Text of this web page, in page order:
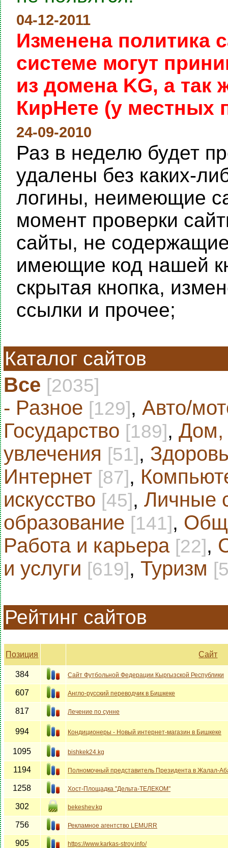
04-12-2011
Изменена политика
системе могут
из домена KG, а
КирНете (у местных
24-09-2010
Раз в неделю будет
удалены без каких-
логины, неимеющие
момент проверки
сайты, не
имеющие код нашей
скрытая кнопка,
ссылки и прочее;
Каталог сайтов
Все [2035]
- Разное [129], Авто/
Государство [189], Дом,
увлечения [51],
Интернет [87],
искусство [45], Личные
образование [141],
Работа и карьера [22],
и услуги [619], Туризм
Рейтинг сайтов
Позиция Сайт
384 Сайт Футбольной Федерации Кыргызской Республики
607 Англо-русский переводчик в Бишкеке
817 Лечение по сунне
994 Кондиционеры - Новый интернет-магазин в Бишкеке
1095 bishkek24.kg
1194 Полномочный представитель Президента в Жалал-
1258 Хост-Площадка "Дельта-ТЕЛЕКОМ"
302 bekeshev.kg
756 Рекламное агентство LEMURR
905 https://www.karkas-stroy.info/